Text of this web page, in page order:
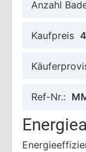
Anzahl
Kaufpreis
Ref-Nr.: